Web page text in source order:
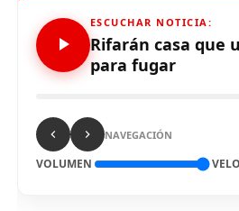
ESCUCHAR NOTICIA:
Rifarán casa que
para fugar
NAVEGACIÓN
VOLUMEN